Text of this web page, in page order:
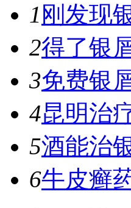
1刚发现
2得了银
3免费银
4昆明治
5酒能治
6牛皮癣